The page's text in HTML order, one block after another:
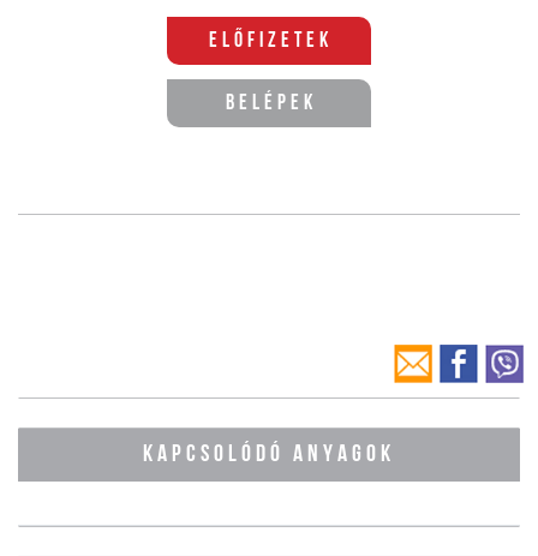
Előfizetek
Belépek
KAPCSOLÓDÓ ANYAGOK